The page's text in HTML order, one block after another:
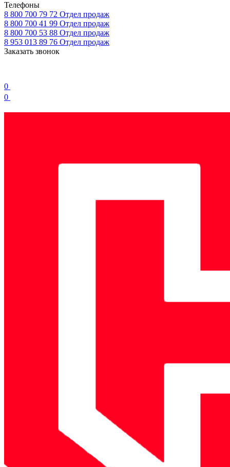
Телефоны
8 800 700 79 72 Отдел продаж
8 800 700 41 99 Отдел продаж
8 800 700 53 88 Отдел продаж
8 953 013 89 76 Отдел продаж
Заказать звонок
0
0